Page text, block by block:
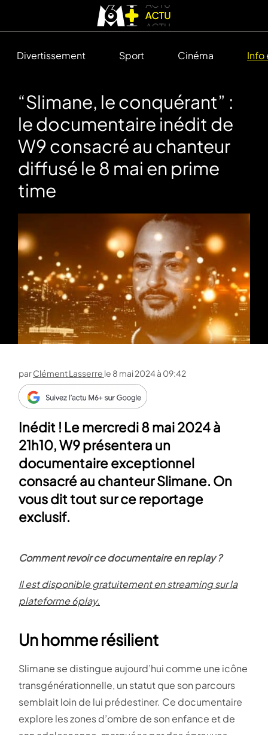
Divertissement Sport Cinéma Info
“Slimane, le conquérant” :
le documentaire inédit de
W9 consacré au chanteur
diffusé le 8 mai en prime
time
parClément Lasserre le 8 mai 2024 à 09:42
Inédit ! Le mercredi 8 mai 2024 à
21h10, W9 présentera un
documentaire exceptionnel
consacré au chanteur Slimane. On
vous dit tout sur ce reportage
exclusif.
Comment revoir ce documentaire en replay ?
Il est disponible gratuitement en streaming sur la
plateforme 6play.
Un homme résilient
Slimane se distingue aujourd’hui comme une icône
transgénérationnelle, un statut que son parcours
semblait loin de lui prédestiner. Ce documentaire
explore les zones d’ombre de son enfance et de